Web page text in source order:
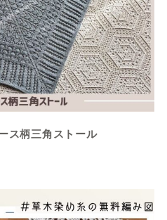
ス柄三角ストール